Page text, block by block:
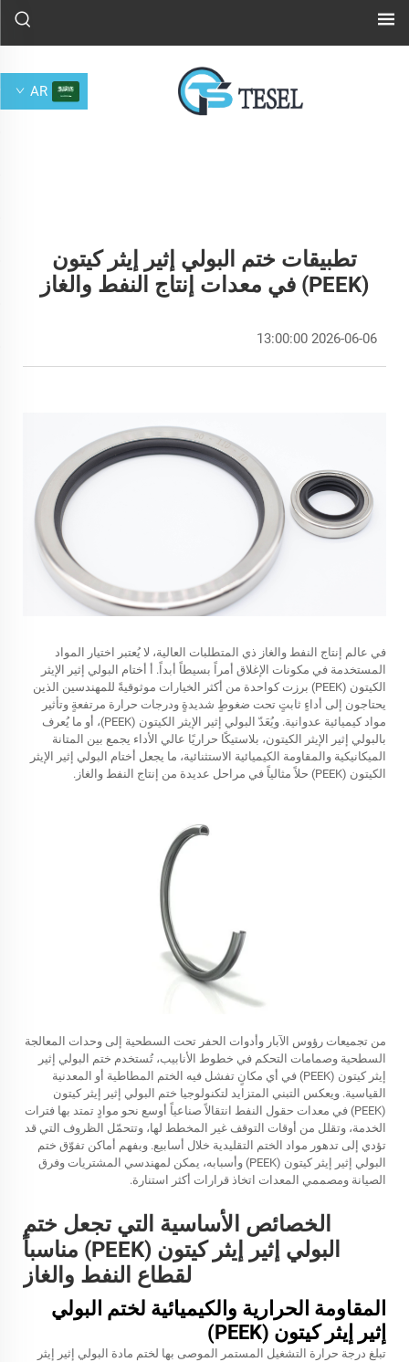
AR
تطبيقات ختم البولي إثير إيثر كيتون
(PEEK) في معدات إنتاج النفط والغاز
2026-06-06 13:00:00
في عالم إنتاج النفط والغاز ذي المتطلبات العالية، لا يُعتبر اختيار المواد
المستخدمة في مكونات الإغلاق أمراً بسيطاً أبداً. أ أختام البولي إثير الإيثر
الكيتون (PEEK)
برزت كواحدة من أكثر الخيارات موثوقيةً للمهندسين الذين
يحتاجون إلى أداءٍ ثابتٍ تحت ضغوطٍ شديدةٍ ودرجات حرارة مرتفعةٍ وتأثير
مواد كيميائية عدوانية. ويُعَدّ البولي إثير الإيثر الكيتون (PEEK)، أو ما يُعرف
بالبولي إثير الإيثر الكيتون، بلاستيكًا حراريًا عالي الأداء يجمع بين المتانة
الميكانيكية والمقاومة الكيميائية الاستثنائية، ما يجعل أختام البولي إثير الإيثر
الكيتون (PEEK) حلاً مثالياً في مراحل عديدة من إنتاج النفط والغاز.
من تجميعات رؤوس الآبار وأدوات الحفر تحت السطحية إلى وحدات المعالجة
السطحية وصمامات التحكم في خطوط الأنابيب، تُستخدم ختم البولي إثير
إيثر كيتون (PEEK) في أي مكانٍ تفشل فيه الختم المطاطية أو المعدنية
القياسية. ويعكس التبني المتزايد لتكنولوجيا ختم البولي إثير إيثر كيتون
(PEEK) في معدات حقول النفط انتقالاً صناعياً أوسع نحو موادٍ تمتد بها فترات
الخدمة، وتقلل من أوقات التوقف غير المخطط لها، وتتحمّل الظروف التي قد
تؤدي إلى تدهور مواد الختم التقليدية خلال أسابيع. وبفهم أماكن تفوّق ختم
البولي إثير إيثر كيتون (PEEK) وأسبابه، يمكن لمهندسي المشتريات وفرق
الصيانة ومصممي المعدات اتخاذ قرارات أكثر استنارة.
الخصائص الأساسية التي تجعل ختم
البولي إثير إيثر كيتون (PEEK) مناسباً
لقطاع النفط والغاز
المقاومة الحرارية والكيميائية لختم البولي
إثير إيثر كيتون (PEEK)
تبلغ درجة حرارة التشغيل المستمر الموصى بها لختم مادة البولي إثير إيثر